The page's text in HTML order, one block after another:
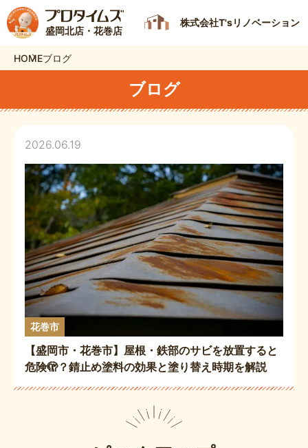
盛岡北店・花巻店
株式会社T'sリノベーション
HOMEブログ
ブログ
2026.06.19
花巻市
【盛岡市・花巻市】屋根・鉄部のサビを放置すると
危険🫣？錆止め塗料の効果と塗り替え時期を解説